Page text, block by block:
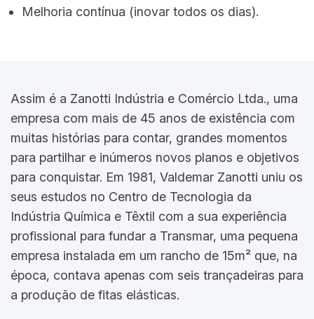
Melhoria contínua (inovar todos os dias).
Assim é a Zanotti Indústria e Comércio Ltda., uma
empresa com mais de 45 anos de existência com
muitas histórias para contar, grandes momentos
para partilhar e inúmeros novos planos e objetivos
para conquistar. Em 1981, Valdemar Zanotti uniu os
seus estudos no Centro de Tecnologia da
Indústria Química e Têxtil com a sua experiência
profissional para fundar a Transmar, uma pequena
empresa instalada em um rancho de 15m² que, na
época, contava apenas com seis trançadeiras para
a produção de fitas elásticas.